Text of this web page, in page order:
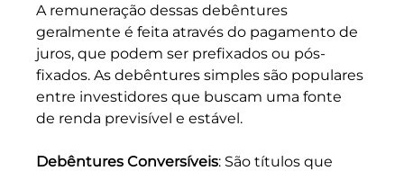
A remuneração dessas debêntures
geralmente é feita através do pagamento de
juros, que podem ser prefixados ou pós-
fixados. As debêntures simples são populares
entre investidores que buscam uma fonte
de renda previsível e estável.
Debêntures Conversíveis: São títulos que